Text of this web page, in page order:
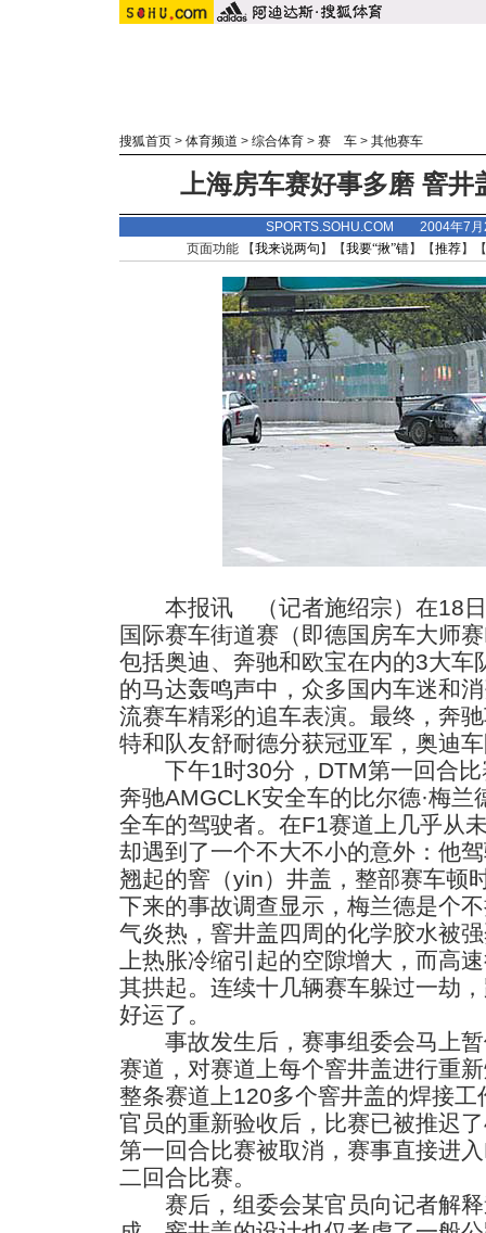
搜狐首页 > 体育频道 > 综合体育 > 赛 车 > 其他赛车
上海房车赛好事多磨 窨井
SPORTS.SOHU.COM 2004年7
页面功能 【我来说两句 】【我要“揪”错】【推荐】
本报讯 （记者施绍宗）在18日
国际赛车街道赛（即德国房车大师
包括奥迪、奔驰和欧宝在内的3大车
的马达轰鸣声中，众多国内车迷和
流赛车精彩的追车表演。最终，奔
特和队友舒耐德分获冠亚军，奥迪
下午1时30分，DTM第一回合比
奔驰AMGCLK安全车的比尔德·梅
全车的驾驶者。在F1赛道上几乎从
却遇到了一个不大不小的意外：他
翘起的窨（yin）井盖，整部赛车顿
下来的事故调查显示，梅兰德是个
气炎热，窨井盖四周的化学胶水被
上热胀冷缩引起的空隙增大，而高
其拱起。连续十几辆赛车躲过一劫
好运了。
事故发生后，赛事组委会马上暂
赛道，对赛道上每个窨井盖进行重
整条赛道上120多个窨井盖的焊接
官员的重新验收后，比赛已被推迟
第一回合比赛被取消，赛事直接进
二回合比赛。
赛后，组委会某官员向记者解释